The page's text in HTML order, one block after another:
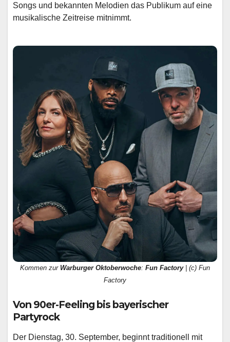
Songs und bekannten Melodien das Publikum auf eine
musikalische Zeitreise mitnimmt.
Kommen zur Warburger Oktoberwoche: Fun Factory| (c) Fun
Factory
Von 90er-Feeling bis bayerischer
Partyrock
Der Dienstag, 30. September, beginnt traditionell mit